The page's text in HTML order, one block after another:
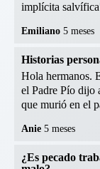
implícita
Emiliano 5 meses
Historias
Hola hermanos.
el Padre Pío dijo
que murió en el
Anie 5 meses
¿Es pecado